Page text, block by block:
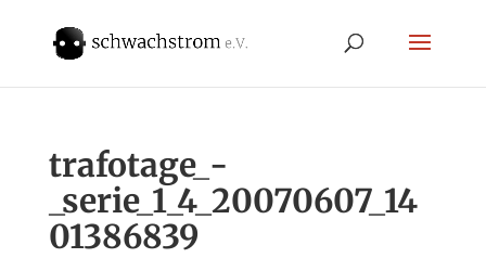
trafotage_-
_serie_1_4_20070607_14
01386839